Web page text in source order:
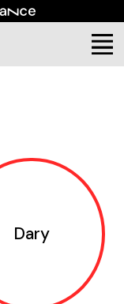
Dary